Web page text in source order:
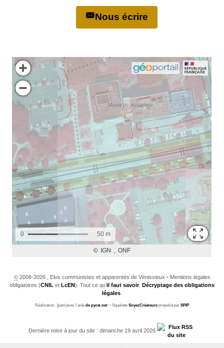
Nous écrire
©2008-2026 , Elus communistes et apparentés de Vénissieux •Mentions légales
obligatoires (CNIL et LcEN). Tout ce qu’il faut savoir. Décryptage des obligations
légales
Réalisation : [pam|avec l’aide de pyrat.net • Squelette SoyezCréateurs propulsé par SPIP
Dernière mise à jour du site : dimanche 19 avril 2026